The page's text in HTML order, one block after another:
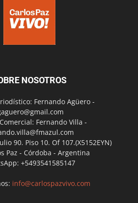
NOSOTROS
Fernando Agüero -
Fernando Villa -
90. Piso 10. Of 107.(X5152EYN)
Paz - Córdoba - Argentina
+5493541585147
info@carlospazvivo.com